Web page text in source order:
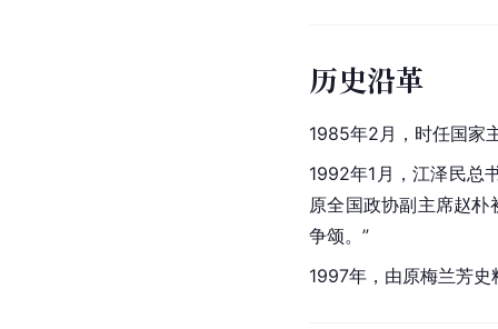
历史沿革
1985年2月，时任国家
1992年1月，江泽民总
原全国政协副主席赵朴
争颂。”
1997年，由原梅兰芳史